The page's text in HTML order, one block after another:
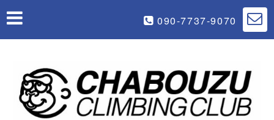
090-7737-9070